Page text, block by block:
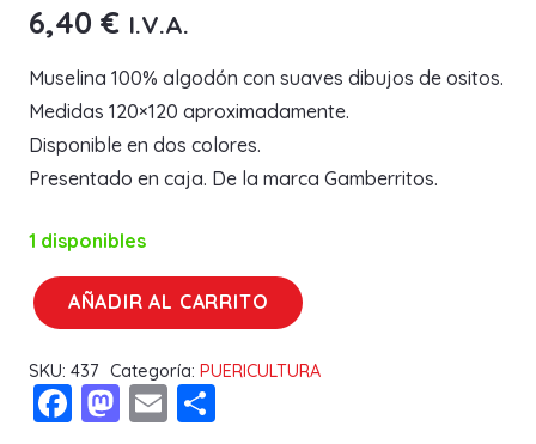
6,40 € I.V.A.
Muselina 100% algodón con suaves dibujos de ositos.
Medidas 120×120 aproximadamente.
Disponible en dos colores.
Presentado en caja. De la marca Gamberritos.
1 disponibles
MUSELINA
10582
GAMBERRITO
AÑADIR AL CARRITO
SKU: 437 Categoría: PUERICULTURA
Facebook
Mastodon
Email